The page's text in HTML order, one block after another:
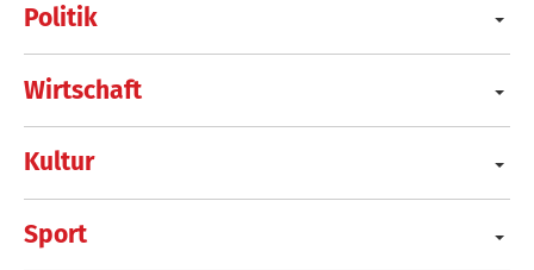
Politik
Wirtschaft
Kultur
Sport